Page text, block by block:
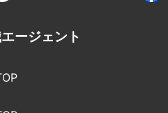
ージェント